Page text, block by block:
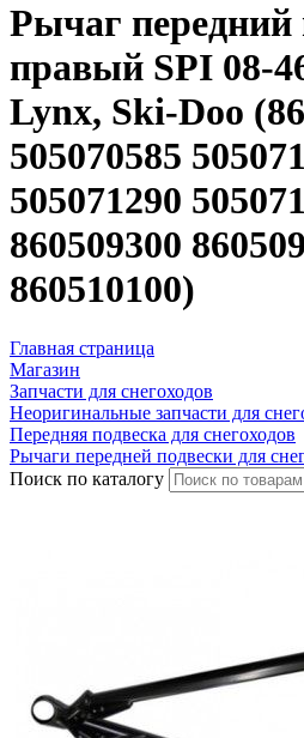
Рычаг
правый SPI 08-
Lynx, Ski-Doo
505070585
505071290
860509300
860510100)
Главная страница
Магазин
Запчасти для снегоходов
Неоригинальные запчасти для
Передняя подвеска для снегоходов
Рычаги передней подвески для
Поиск по каталогу